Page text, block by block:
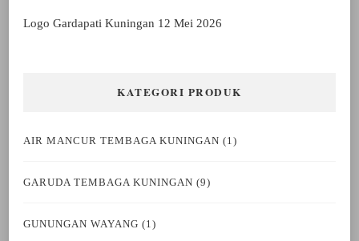
Logo Gardapati Kuningan 12 Mei 2026
KATEGORI PRODUK
AIR MANCUR TEMBAGA KUNINGAN (1)
GARUDA TEMBAGA KUNINGAN (9)
GUNUNGAN WAYANG (1)